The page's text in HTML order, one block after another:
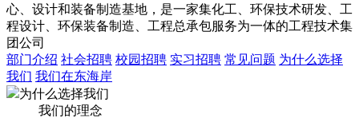
心、设计和装备制造基地，是一家集化工、环保技术研发、工
程设计、环保装备制造、工程总承包服务为一体的工程技术集
团公司
部门介绍 社会招聘 校园招聘 实习招聘 常见问题 为什么选择
我们 我们在东海岸
为什么选择我们
我们的理念